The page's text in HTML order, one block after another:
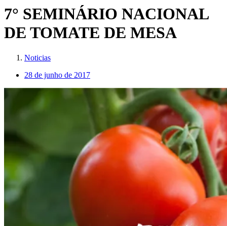
7° SEMINÁRIO NACIONAL
DE TOMATE DE MESA
Noticias
28 de junho de 2017